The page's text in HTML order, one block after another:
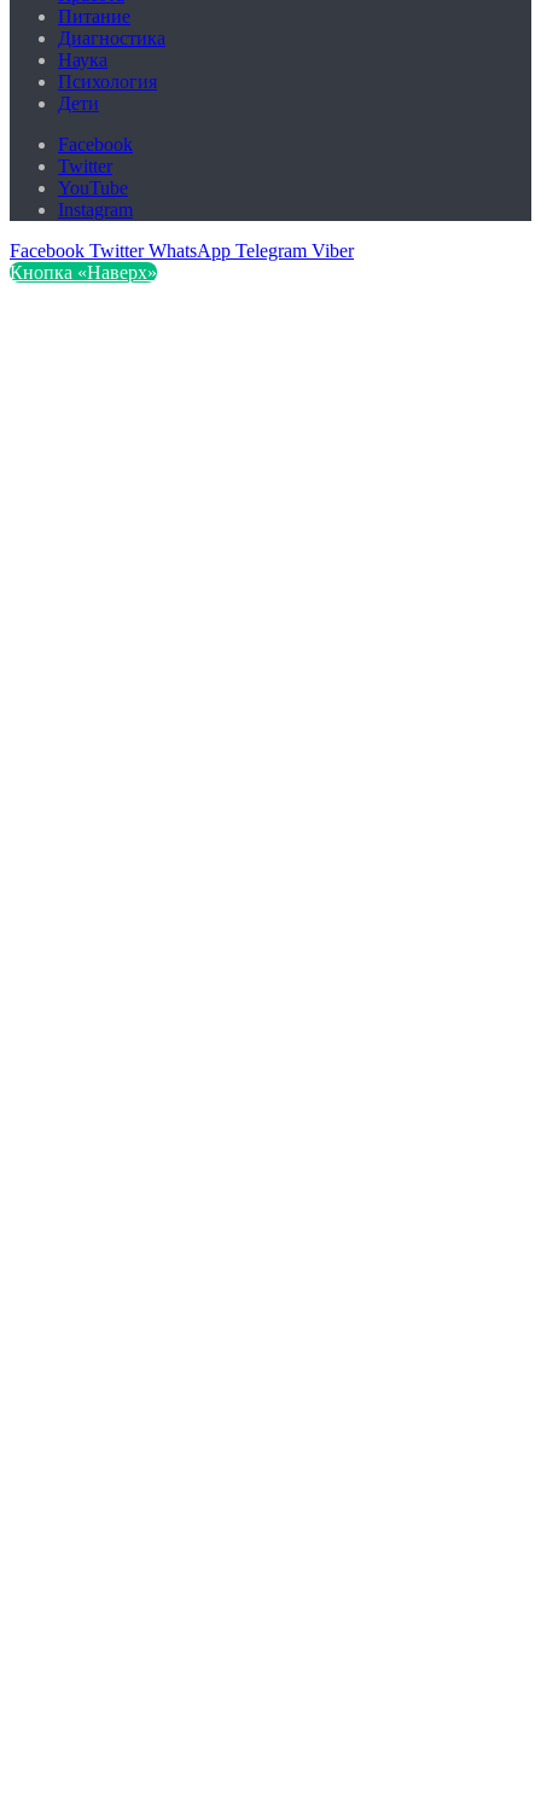
Питание
Диагностика
Наука
Психология
Дети
Facebook
Twitter
YouTube
Instagram
Facebook Twitter WhatsApp Telegram Viber
Кнопка «Наверх»